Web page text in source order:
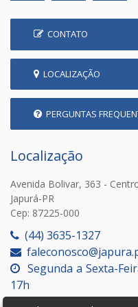
CONTATO
LOCALIZAÇÃO
PERGUNTAS
Localização
Avenida Bolivar, 363 -
Japurá-PR
Cep: 87225-000
(44) 3635-1327
Segunda a Sexta-
17h